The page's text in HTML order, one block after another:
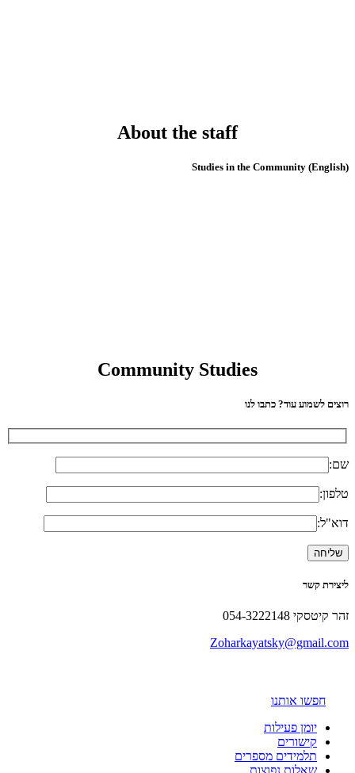
About the staff
(English) Studies in the Community
Community Studies
רוצים לשמוע עוד? כתבו לנו
שם:
טלפון:
דוא"ל:
ליצירת קשר
זהר קיטסקי 054-3222148
Zoharkayatsky@gmail.com
חפשו אותנו
יומן פעילות
קישורים
תלמידים מספרים